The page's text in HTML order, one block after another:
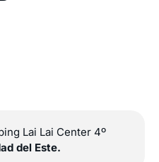
Lai Lai Center 4º
del Este.